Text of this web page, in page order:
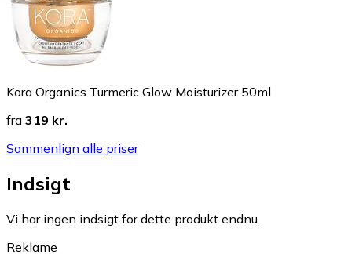
Kora Organics Turmeric Glow Moisturizer 50ml
fra 319 kr.
Sammenlign alle priser
Indsigt
Vi har ingen indsigt for dette produkt endnu.
Reklame